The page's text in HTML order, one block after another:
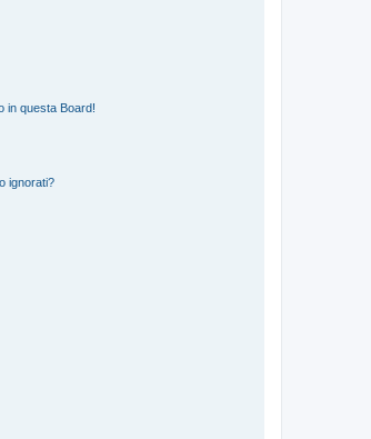
in questa Board!
ignorati?